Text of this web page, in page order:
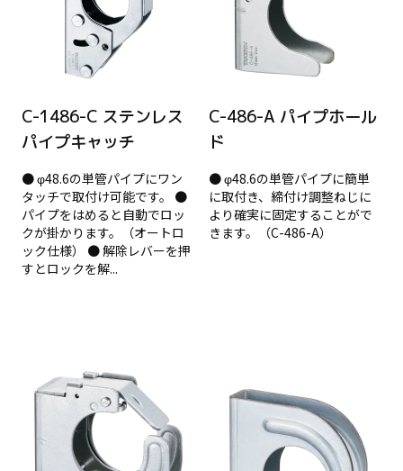
C-1486-C ステンレス
パイプキャッチ
● φ48.6の単管パイプにワン
タッチで取付け可能です。 ●
パイプをはめると自動でロッ
クが掛かります。（オートロ
ック仕様） ● 解除レバーを押
すとロックを解...
C-486-A パイプホール
ド
● φ48.6の単管パイプに簡単
に取付き、締付け調整ねじに
より確実に固定することがで
きます。（C-486-A）